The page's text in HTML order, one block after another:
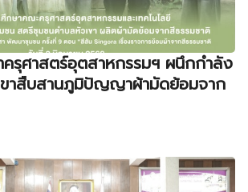
รุศาสตร์อุตสาหกรรมฯ ผนึกกำลัง
ขาสืบสานภูมิปัญญาผ้ามัดย้อมจาก